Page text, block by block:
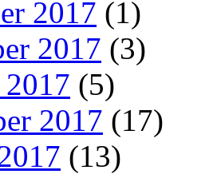
2017 (1)
2017 (3)
(5)
2017 (17)
(13)